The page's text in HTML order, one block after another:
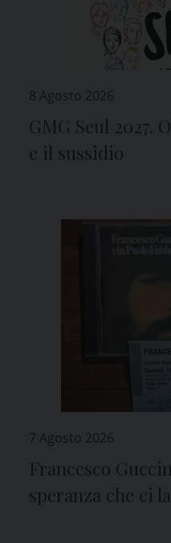
8 Agosto 2026
GMG Seul 2027.
e il sussidio
7 Agosto 2026
Francesco
speranza che ci